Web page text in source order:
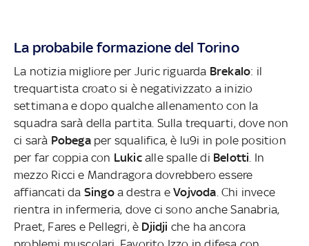
La probabile formazione del Torino
La notizia migliore per Juric riguarda Brekalo: il
trequartista croato si è negativizzato a inizio
settimana e dopo qualche allenamento con la
squadra sarà della partita. Sulla trequarti, dove non
ci sarà Pobega per squalifica, è lu9i in pole position
per far coppia con Lukicalle spalle di Belotti . In
mezzo Ricci e Mandragora dovrebbero essere
affiancati da Singoa destra eVojvoda . Chi invece
rientra in infermeria, dove ci sono anche Sanabria,
Praet, Fares e Pellegri, è Djidji che ha ancora